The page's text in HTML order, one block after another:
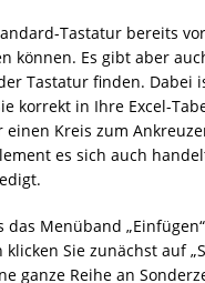
Tastatur bereits
können. Es gibt aber
Tastatur finden. Dabei
korrekt in Ihre Excel-
Kreis zum
es sich auch
Menü­band
Sie zunächst auf
ganze Reihe an